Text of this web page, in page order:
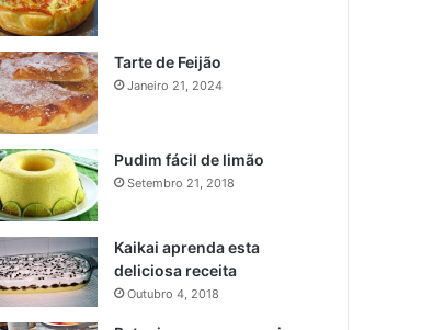
Tarte de Feijão
Janeiro 21, 2024
Pudim fácil de limão
Setembro 21, 2018
Kaikai aprenda esta
deliciosa receita
Outubro 4, 2018